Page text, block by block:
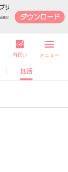
妊活
内祝い メニュー